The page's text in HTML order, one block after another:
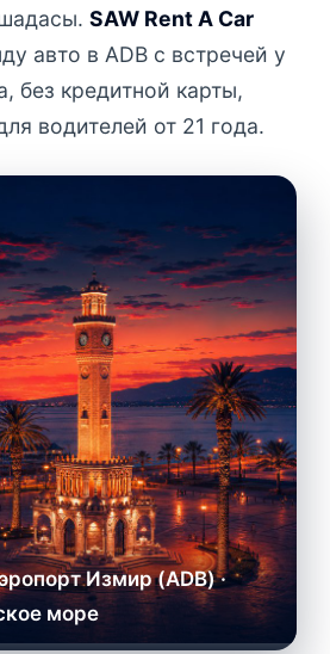
SAW Rent A Car
авто в ADB с встречей у
без кредитной карты,
водителей от 21 года.
Измир (ADB) ·
море